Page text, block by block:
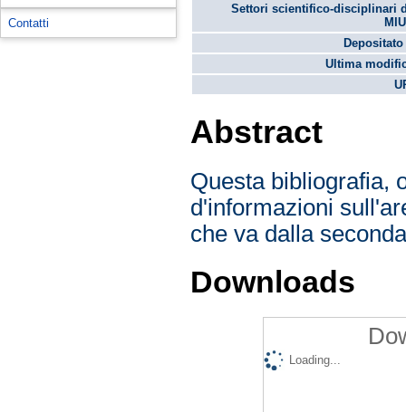
Contatti
Settori scientifico-disciplinari
Ultima
Abstract
Questa bibliografia,
d'informazioni
che va dalla
Downloads
Loading...